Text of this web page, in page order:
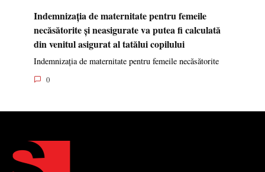
Indemnizația de maternitate pentru femeile
necăsătorite și neasigurate va putea fi calculată
din venitul asigurat al tatălui copilului
Indemnizația de maternitate pentru femeile necăsătorite
0